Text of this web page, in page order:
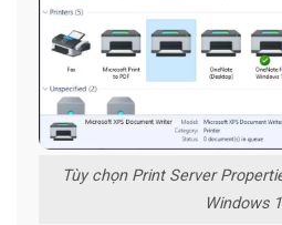
Tùy chọn Print Server
Windows